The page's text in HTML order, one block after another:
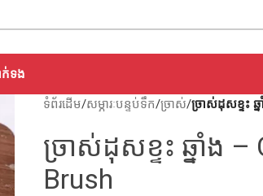
ក់ទង
ទំព័រដើម/សម្ភារៈបន្ទប់ទឹក/ច្រាស់/ច្រាស់ដុសខ្ទះ​
ច្រាស់ដុសខ្ទះ​ ឆ្នាំង
Brush